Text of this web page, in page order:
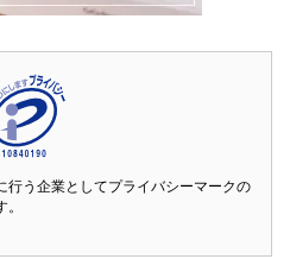
行う企業としてプライバシーマークの